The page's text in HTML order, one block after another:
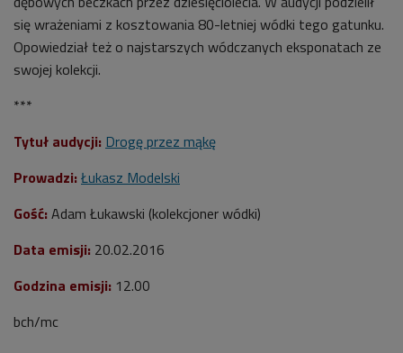
się wrażeniami z kosztowania 80-letniej wódki tego gatunku.
Opowiedział też o najstarszych wódczanych eksponatach ze
swojej kolekcji.
***
Tytuł audycji: Drogę przez mąkę
Prowadzi: Łukasz Modelski
Gość: Adam Łukawski (kolekcjoner wódki)
Data emisji: 20.02.2016
Godzina emisji: 12.00
bch/mc